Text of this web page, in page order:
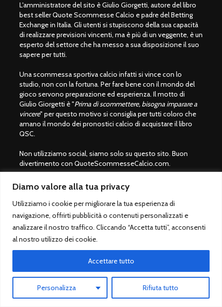
Diamo valore alla tua privacy
Utilizziamo i cookie per migliorare la tua esperienza di
navigazione, offrirti pubblicità o contenuti personalizzati e
analizzare il nostro traffico. Cliccando “Accetta tutti”, acconsenti
al nostro utilizzo dei cookie.
Personalizza Rifiuta tutto
Accettare tutto
L'amministratore del sito è Giulio Giorgetti, autore del libro
best seller Quote Scommesse Calcio e padre del Betting
Exchange in Italia. Gli utenti si stupiscono della sua capacità
di realizzare previsioni vincenti, ma è più di un veggente, è un
esperto del settore che ha messo a sua disposizione il suo
sapere per tutti.
Una scommessa sportiva calcio infatti si vince con lo
studio, non con la fortuna. Per fare bene con il mondo del
gioco servono preparazione ed esperienza. Il motto di
Giulio Giorgetti è "Prima di scommettere, bisogna imparare a
vincere" per questo motivo si consiglia per tutti coloro che
amano il mondo dei pronostici calcio di acquistare il libro
QSC.
Non utilizziamo social, siamo solo su questo sito. Buon
divertimento con QuoteScommesseCalcio.com.
Giocare con moderazione
Le scommesse sportive sono vietate ai minori di 18 anni.
Giocare solo su siti legali autorizzati dallo Stato italiano
(ADM/AAMS).
Lista bookmaker scommesse legali
Pronostico.it